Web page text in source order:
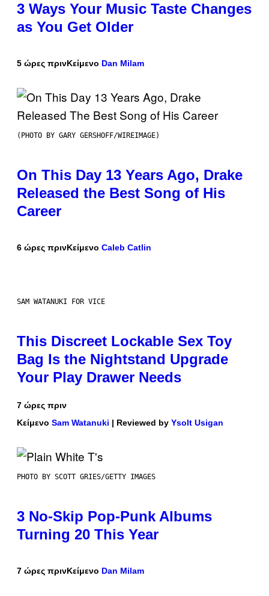
3 Ways Your Music Taste Changes
as You Get Older
5 ώρες πρινΚείμενο Dan Milam
(PHOTO BY GARY GERSHOFF/WIREIMAGE)
On This Day 13 Years Ago, Drake
Released the Best Song of His
Career
6 ώρες πρινΚείμενο Caleb Catlin
SAM WATANUKI FOR VICE
This Discreet Lockable Sex Toy
Bag Is the Nightstand Upgrade
Your Play Drawer Needs
7 ώρες πριν
Κείμενο Sam Watanuki | Reviewed by Ysolt Usigan
PHOTO BY SCOTT GRIES/GETTY IMAGES
3 No-Skip Pop-Punk Albums
Turning 20 This Year
7 ώρες πρινΚείμενο Dan Milam